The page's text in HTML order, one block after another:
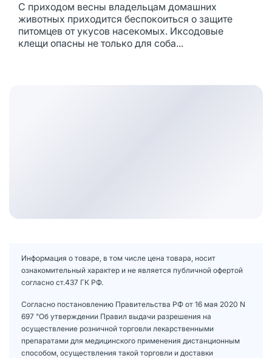
С приходом весны владельцам домашних
животных приходится беспокоиться о защите
питомцев от укусов насекомых. Иксодовые
клещи опасны не только для соба...
Информация о товаре, в том числе цена товара, носит
ознакомительный характер и не является публичной офертой
согласно ст.437 ГК РФ.
Согласно постановлению Правительства РФ от 16 мая 2020 N
697 "Об утверждении Правил выдачи разрешения на
осуществление розничной торговли лекарственными
препаратами для медицинского применения дистанционным
способом, осуществления такой торговли и доставки